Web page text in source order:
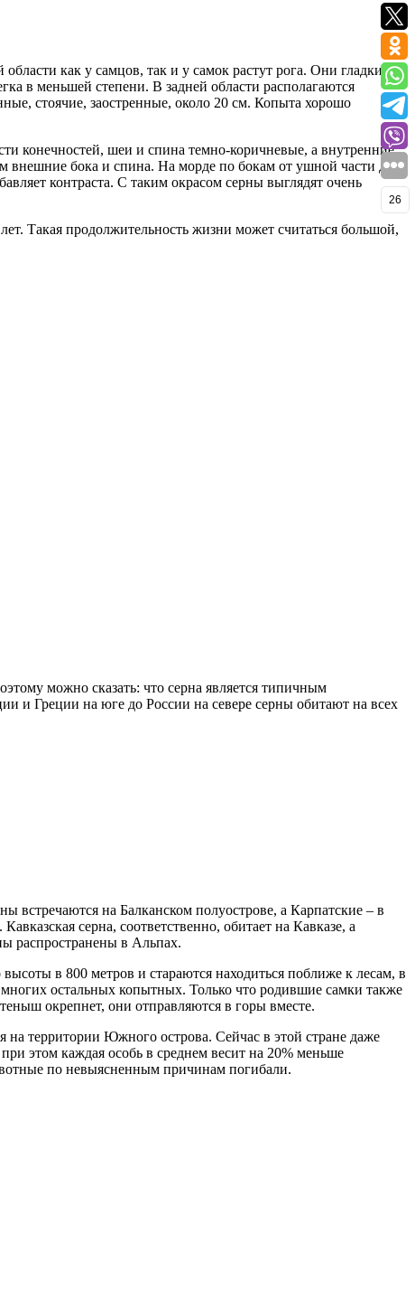
как у самцов, так и у самок растут рога. Они гладкие на
в меньшей степени. В задней области располагаются
стоячие, заостренные, около 20 см. Копыта хорошо
конечностей, шеи и спина темно-коричневые, а внутренние
внешние бока и спина. На морде по бокам от ушной части до
контраста. С таким окрасом серны выглядят очень
Такая продолжительность жизни может считаться большой,
можно сказать: что серна является типичным
и Греции на юге до России на севере серны обитают на всех
встречаются на Балканском полуострове, а Карпатские – в
серна, соответственно, обитает на Кавказе, а
распространены в Альпах.
в 800 метров и стараются находиться поближе к лесам, в
остальных копытных. Только что родившие самки также
окрепнет, они отправляются в горы вместе.
на территории Южного острова. Сейчас в этой стране даже
этом каждая особь в среднем весит на 20% меньше
по невыясненным причинам погибали.
26